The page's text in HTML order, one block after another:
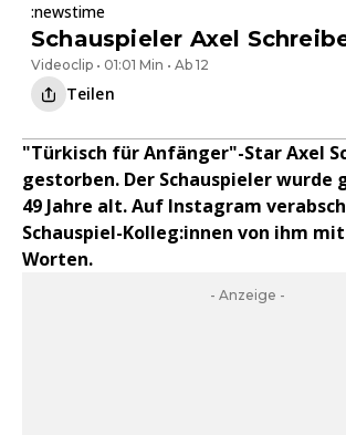
:newstime
Schauspieler Axel
Videoclip • 01:01 Min • Ab 12
Teilen
"Türkisch für Anfänger"-Star Axel
gestorben. Der Schauspieler wurde
49 Jahre alt. Auf Instagram
Schauspiel-Kolleg:innen von ihm
Worten.
- Anzeige -